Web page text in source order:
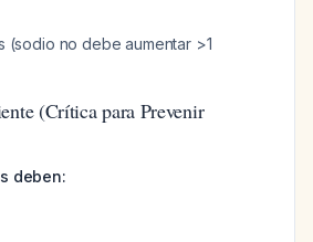
(sodio no debe aumentar >1
(Crítica para Prevenir
deben: